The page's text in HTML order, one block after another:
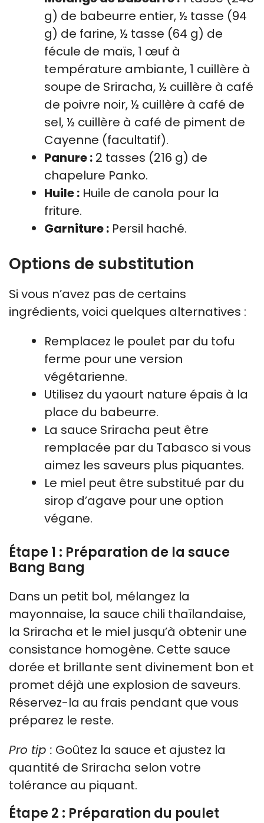
g) de babeurre entier, ½ tasse (94
g) de farine, ½ tasse (64 g) de
fécule de maïs, 1 œuf à
température ambiante, 1 cuillère à
soupe de Sriracha, ½ cuillère à café
de poivre noir, ½ cuillère à café de
sel, ½ cuillère à café de piment de
Cayenne (facultatif).
Panure : 2 tasses (216 g) de
chapelure Panko.
Huile : Huile de canola pour la
friture.
Garniture : Persil haché.
Options de substitution
Si vous n’avez pas de certains
ingrédients, voici quelques alternatives :
Remplacez le poulet par du tofu
ferme pour une version
végétarienne.
Utilisez du yaourt nature épais à la
place du babeurre.
La sauce Sriracha peut être
remplacée par du Tabasco si vous
aimez les saveurs plus piquantes.
Le miel peut être substitué par du
sirop d’agave pour une option
végane.
Étape 1 : Préparation de la sauce
Bang Bang
Dans un petit bol, mélangez la
mayonnaise, la sauce chili thaïlandaise,
la Sriracha et le miel jusqu’à obtenir une
consistance homogène. Cette sauce
dorée et brillante sent divinement bon et
promet déjà une explosion de saveurs.
Réservez-la au frais pendant que vous
préparez le reste.
Pro tip : Goûtez la sauce et ajustez la
quantité de Sriracha selon votre
tolérance au piquant.
Étape 2 : Préparation du poulet